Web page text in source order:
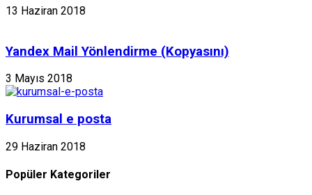
13 Haziran 2018
Yandex Mail Yönlendirme (Kopyasını)
3 Mayıs 2018
Kurumsal e posta
29 Haziran 2018
Popüler Kategoriler